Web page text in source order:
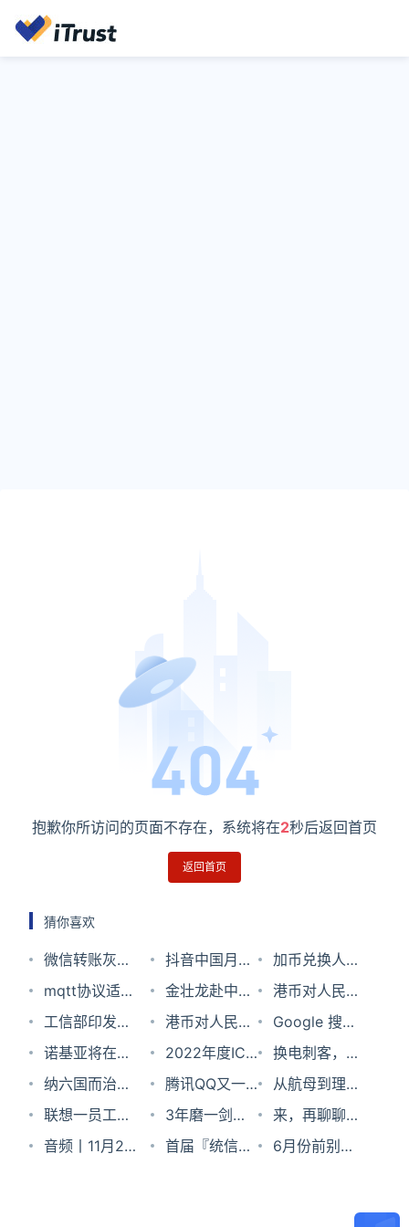
抱歉你所访问的页面不存在，系统将在1秒后返回首页
返回首页
猜你喜欢
微信转账灰度
测试组合支
付：可选零钱
+银行卡 余额
不足无需再凑
钱
抖音中国月活
破10亿：平均
每人每天刷1.5
小时以上
加币兑换人民
币汇率2025
年2月5日
mqtt协议适合
传输音视频数
据吗
金壮龙赴中国
电子产品可靠
性与环境试验
研究所和广东
省通信管理局
调研
港币对人民币
汇率2023年
12月3日
工信部印发
《人形机器人
创新发展指导
意见》
港币对人民币
汇率2023年
10月2日
Google 搜索
引擎将加入 AI
聊天功能｜
Meta 计划今
年推出商用
诺基亚将在菲
律宾部署首个
5G SA网络
2022年度ICT
产业龙虎榜火
热评审中，你
PICK哪家企
换电刺客，再
造一个宁王？
纳六国而治一
统，跨越千年
的“多云”管理
腾讯QQ又一
重要功能下
线！服务时间
从航母到理想
L9，为什么都
用上这种材料
联想一员工侵
占公司工时费
3年磨一剑，
谷歌VR工作室
来，再聊聊密
码管理器吧
音频丨11月22
首届『统信筑
6月份前别想
党倒卖PS5及